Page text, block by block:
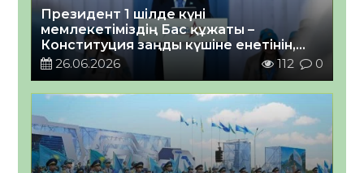
Президент 1 шілде күні
мемлекетіміздің Бас құжаты –
Конституция заңды күшіне енетінін,
осылайша, ел дамуының мүлдем жаңа
салды
26.06.2026 112 0